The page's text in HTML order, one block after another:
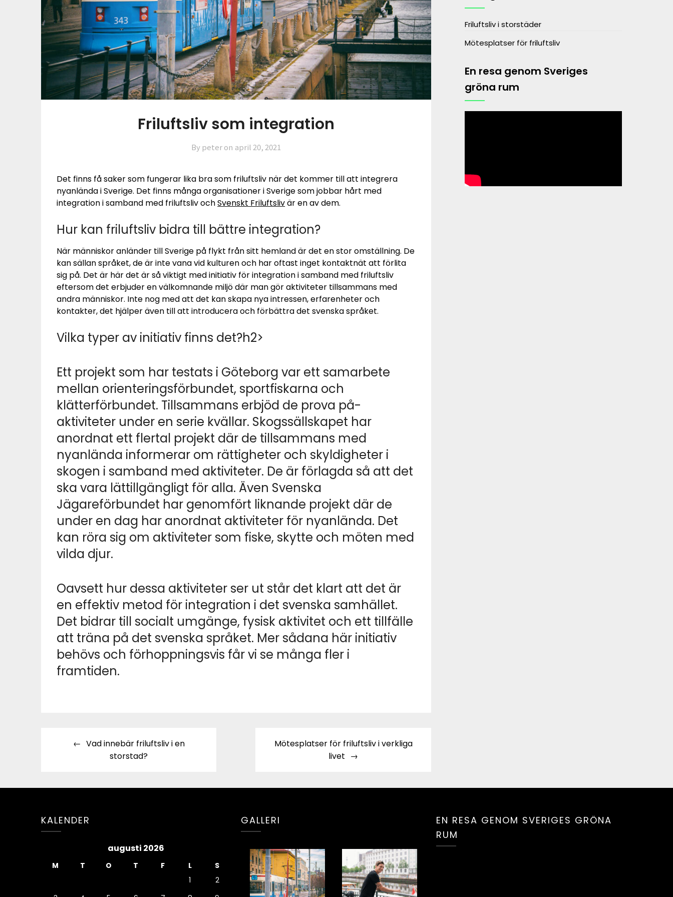
Friluftsliv som integration
By peter on april 20, 2021
Det finns få saker som fungerar lika bra som friluftsliv när det kommer till att integrera
nyanlända i Sverige. Det finns många organisationer i Sverige som jobbar hårt med
integration i samband med friluftsliv ochSvenskt Friluftslivär en av dem.
Hur kan friluftsliv bidra till bättre integration?
När människor anländer till Sverige på flykt från sitt hemland är det en stor omställning. De
kan sällan språket, de är inte vana vid kulturen och har oftast inget kontaktnät att förlita
sig på. Det är här det är så viktigt med initiativ för integration i samband med friluftsliv
eftersom det erbjuder en välkomnande miljö där man gör aktiviteter tillsammans med
andra människor. Inte nog med att det kan skapa nya intressen, erfarenheter och
kontakter, det hjälper även till att introducera och förbättra det svenska språket.
Vilka typer av initiativ finns det?h2>
Ett projekt som har testats i Göteborg var ett samarbete
mellan orienteringsförbundet, sportfiskarna och
klätterförbundet. Tillsammans erbjöd de prova på-
aktiviteter under en serie kvällar. Skogssällskapet har
anordnat ett flertal projekt där de tillsammans med
nyanlända informerar om rättigheter och skyldigheter i
skogen i samband med aktiviteter. De är förlagda så att det
ska vara lättillgängligt för alla. Även Svenska
Jägareförbundet har genomfört liknande projekt där de
under en dag har anordnat aktiviteter för nyanlända. Det
kan röra sig om aktiviteter som fiske, skytte och möten med
vilda djur.
Oavsett hur dessa aktiviteter ser ut står det klart att det är
en effektiv metod för integration i det svenska samhället.
Det bidrar till socialt umgänge, fysisk aktivitet och ett tillfälle
att träna på det svenska språket. Mer sådana här initiativ
behövs och förhoppningsvis får vi se många fler i
framtiden.
Inläggsnavigering
Vad innebär friluftsliv i en
storstad?
Mötesplatser för friluftsliv i verkliga
livet
Friluftsliv i storstäder
Mötesplatser för friluftsliv
En resa genom Sveriges
gröna rum
KALENDER
augusti 2026
M T O T F L
S
1
2
GALLERI
EN RESA GENOM SVERIGES GRÖNA
RUM